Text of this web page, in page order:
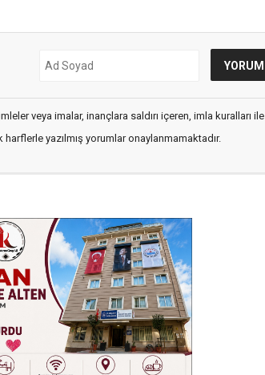
veya imalar, inançlara saldırı içeren, imla kuralları ile
yazılmış yorumlar onaylanmamaktadır.